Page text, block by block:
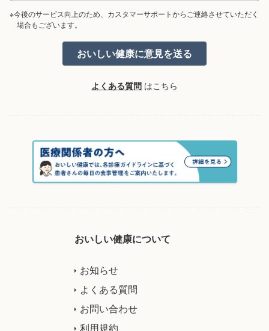
※今後のサービス向上のため、カスタマーサポートからご連絡させていただく
場合もございます。
よくある質問 はこちら
おいしい健康について
お知らせ
よくある質問
お問い合わせ
利用規約